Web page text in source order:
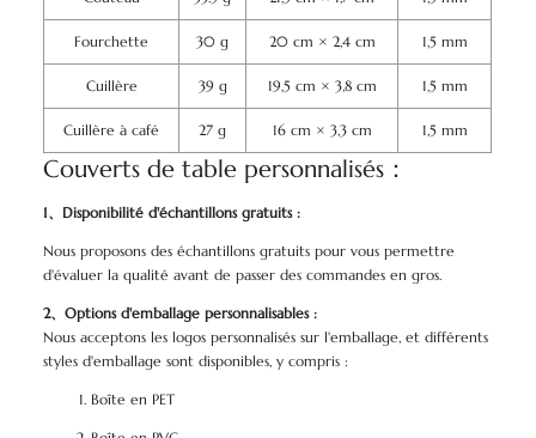
Fourchette 30 g 20 cm × 2,4 cm 1,5 mm
Cuillère 39 g 19,5 cm × 3,8 cm 1,5 mm
Cuillère à café 27 g 16 cm × 3,3 cm 1,5 mm
Couverts de table personnalisés：
1、Disponibilité d'échantillons gratuits :
Nous proposons des échantillons gratuits pour vous permettre
d'évaluer la qualité avant de passer des commandes en gros.
2、Options d'emballage personnalisables :
Nous acceptons les logos personnalisés sur l'emballage, et différents
styles d'emballage sont disponibles, y compris :
Boîte en PET